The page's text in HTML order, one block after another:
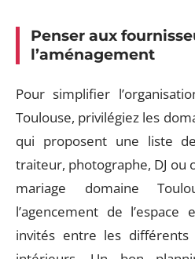
Penser aux
l’aménagement
Pour simplifier
Toulouse, privilégiez les
qui proposent une liste
traiteur, photographe, DJ ou
mariage domaine
l’agencement de
invités entre les différents